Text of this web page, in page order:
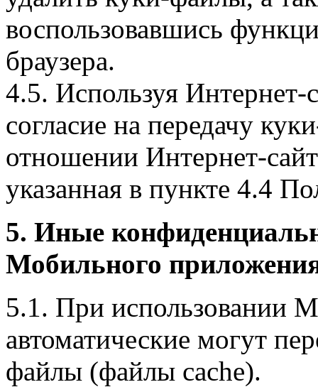
воспользовавшись
браузера.
4.5. Используя Интернет-
согласие на передачу
отношении Интернет-
указанная в пункте 4.4
5. Иные
Мобильного
5.1. При использовании
автоматические могут
файлы (файлы cache).